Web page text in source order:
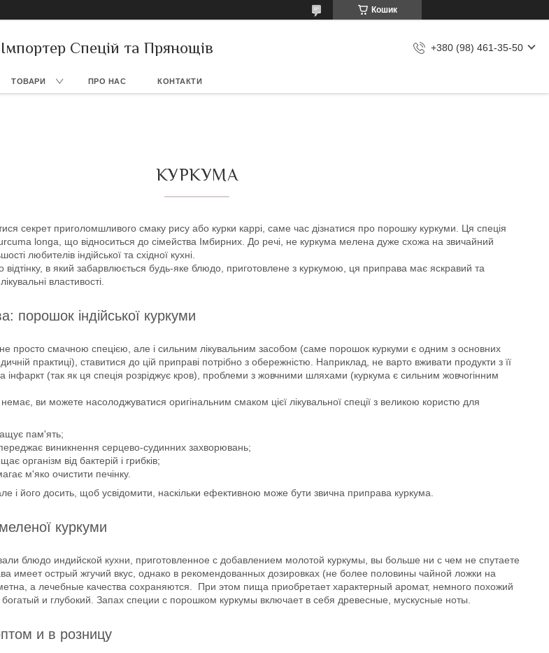
Кошик
Імпортер Спецій та Прянощів +380 (98) 461-35-50
ТОВАРИ ПРО НАС КОНТАКТИ
КУРКУМА
секрет приголомшливого смаку рису або курки каррі, саме час дізнатися про порошку куркуми. Ця спеція
longa, що відноситься до сімейства Імбирних. До речі, не куркума мелена дуже схожа на звичайний
любителів індійської та східної кухні.
відтінку, в який забарвлюється будь-яке блюдо, приготовлене з куркумою, ця приправа має яскравий та
властивості.
порошок індійської куркуми
просто смачною спецією, але і сильним лікувальним засобом (саме порошок куркуми є одним з основних
практиці), ставитися до цій приправі потрібно з обережністю. Наприклад, не варто вживати продукти з її
інфаркт (так як ця спеція розріджує кров), проблеми з жовчними шляхами (куркума є сильним жовчогінним
ви можете насолоджуватися оригінальним смаком цієї лікувальної спеції з великою користю для
пам'ять;
виникнення серцево-судинних захворювань;
організм від бактерій і грибків;
м'яко очистити печінку.
і його досить, щоб усвідомити, наскільки ефективною може бути звична приправа куркума.
куркуми
блюдо индийской кухни, приготовленное с добавлением молотой куркумы, вы больше ни с чем не спутаете
имеет острый жгучий вкус, однако в рекомендованных дозировках (не более половины чайной ложки на
а лечебные качества сохраняются. При этом пища приобретает характерный аромат, немного похожий
и глубокий. Запах специи с порошком куркумы включает в себя древесные, мускусные ноты.
и в розницу